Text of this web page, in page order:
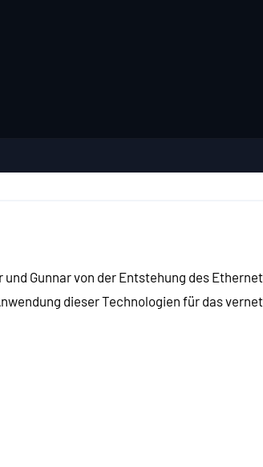
Gunnar von der Entstehung des
dieser Technologien für das